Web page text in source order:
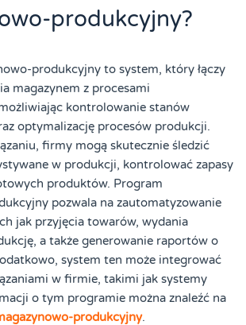
produkcyjny?
produkcyjny to system, który łączy
magazynem z procesami
kontrolowanie stanów
optymalizację procesów produkcji.
firmy mogą skutecznie śledzić
w produkcji, kontrolować zapasy
produktów. Program
pozwala na zautomatyzowanie
jak przyjęcia towarów, wydania
a także generowanie raportów o
system ten może integrować
w firmie, takimi jak systemy
o tym programie można znaleźć na
produkcyjny.